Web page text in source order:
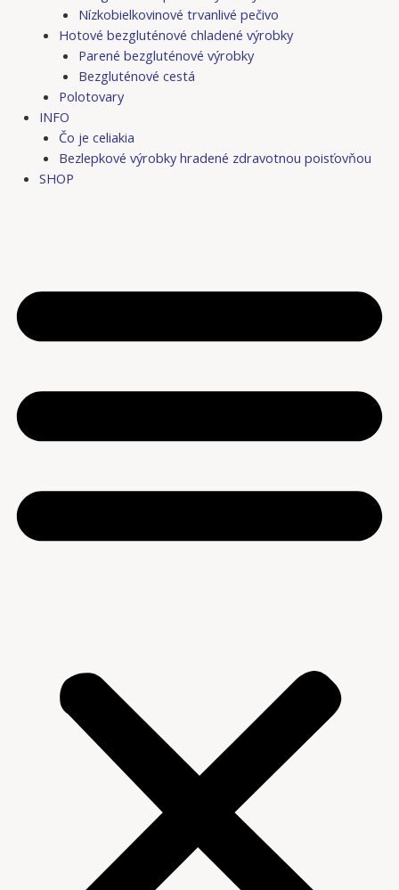
Nízkobielkovinové trvanlivé pečivo
Hotové bezgluténové chladené výrobky
Parené bezgluténové výrobky
Bezgluténové cestá
Polotovary
INFO
Čo je celiakia
Bezlepkové výrobky hradené zdravotnou poisťovňou
SHOP